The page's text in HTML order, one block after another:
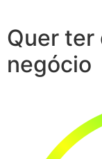
Quer ter
negócio